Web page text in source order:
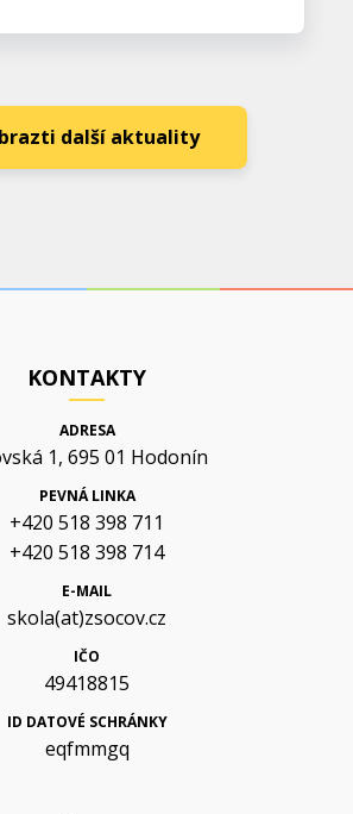
další aktuality
KONTAKTY
ADRESA
1, 695 01 Hodonín
PEVNÁ LINKA
+420 518 398 711
+420 518 398 714
E-MAIL
skola(at)zsocov.cz
IČO
49418815
ID DATOVÉ SCHRÁNKY
eqfmmgq